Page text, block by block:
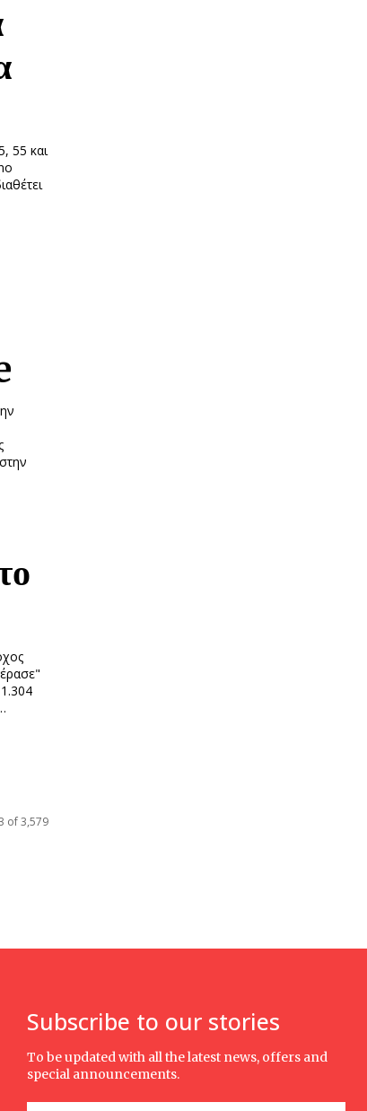
55 και
of 3,579
Subscribe to our stories
To be updated with all the latest news, offers and
special announcements.